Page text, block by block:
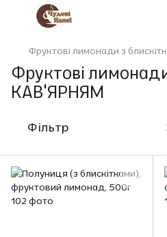
Фруктові лимонади з
Фруктові
КАВ'ЯРНЯМ
Фільтр